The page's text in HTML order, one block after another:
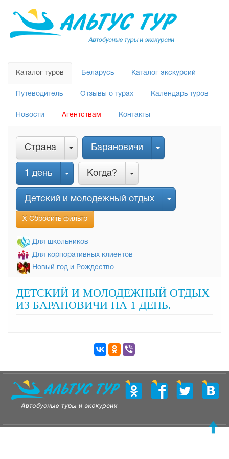
Каталог туров Беларусь Каталог экскурсий
Путеводитель Отзывы о турах Календарь туров
Новости Агентствам Контакты
Страна Барановичи
1 день Когда?
Детский и молодежный отдых
Х Сбросить фильтр
Для школьников
Для корпоративных клиентов
Новый год и Рождество
ДЕТСКИЙ И МОЛОДЕЖНЫЙ ОТДЫХ
ИЗ БАРАНОВИЧИ НА 1 ДЕНЬ.